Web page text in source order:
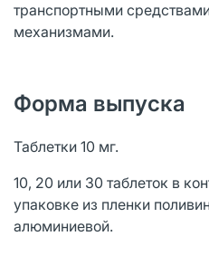
транспортными
механизмами.
Форма выпуска
Таблетки 10 мг.
10, 20 или 30 таблеток в
упаковке из пленки
алюминиевой.